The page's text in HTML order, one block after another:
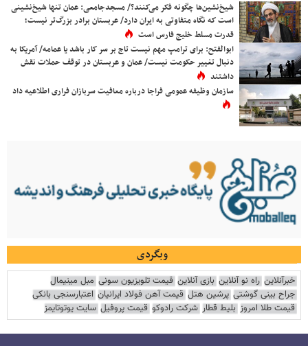
شیخ‌نشین‌ها چگونه فکر می‌کنند؟/ مسجدجامعی: عمان تنها شیخ‌نشینی
است که نگاه متفاوتی به ایران دارد/ عربستان برادر بزرگ‌تر نیست؛
قدرت مسلط خلیج فارس است
ابوالفتح: برای ترامپ مهم نیست تاج بر سر کار باشد یا عمامه/ آمریکا به
دنبال تغییر حکومت نیست/ عمان و عربستان در توقف حملات نقش
داشتند
سازمان وظیفه عمومی فراجا درباره معافیت سربازان فراری اطلاعیه داد
وبگردی
خبرآنلاین راه نو آنلاین بازی آنلاین قیمت تلویزیون سونی مبل مینیمال
جراح بینی گوشتی پرشین هتل قیمت آهن فولاد ایرانیان اعتبارسنجی بانکی
قیمت طلا امروز بلیط قطار شرکت رادوکو قیمت پروفیل سایت یوتوتایمز